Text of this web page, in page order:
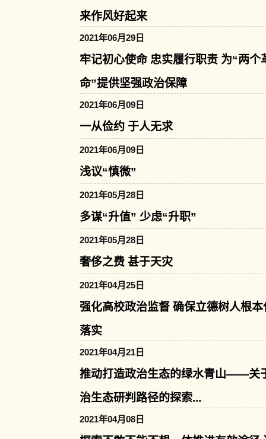
来作风好起来
2021年06月29日
牢记初心使命 忠实履行职责 为“两个
命”提供坚强政治保障
2021年06月09日
一从俭约 于人无求
2021年06月09日
浅议“慎微”
2021年05月28日
多谋“升值” 少虑“升职”
2021年05月28日
奢侈之费 甚于天灾
2021年04月25日
强化高校政治监督 确保立德树人根本
落实
2021年04月21日
推动打造政治生态的绿水青山——关
治生态研判路径的探索...
2021年04月08日